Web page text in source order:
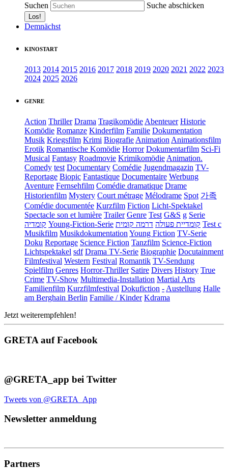
Suchen Suche abschicken
Demnächst
KINOSTART
2013 2014 2015 2016 2017 2018 2019 2020 2021 2022 2023
2024 2025 2026
GENRE
Action Thriller Drama Tragikomödie Abenteuer Historie
Komödie Romanze Kinderfilm Familie Dokumentation
Musik Kriegsfilm Krimi Biografie Animation Animationsfilm
Erotik Romantische Komödie Horror Dokumentarfilm Sci-Fi
Musical Fantasy Roadmovie Krimikomödie Animation.
Comedy test Documentary Comédie Jugendmagazin TV-
Reportage Biopic Fantastique Documentaire Werbung
Aventure Fernsehfilm Comédie dramatique Drame
Historienfilm Mystery Court métrage Mélodrame Spot 가족
Comédie documentée Kurzfilm Fiction Licht-Spektakel
Spectacle son et lumière Trailer Genre Test G&S g Serie
קומדיה Young-Fiction-Serie קומדיית פעולה דרמה קומית
Test c
Musikfilm Musikdokumentation Young Fiction TV-Serie
Doku Reportage Science Fiction Tanzfilm Science-Fiction
Lichtspektakel sdf Drama TV-Serie Biographie Docutainment
Filmfestival Western Festival Romantik TV-Sendung
Spielfilm Genres Horror-Thriller Satire Divers History True
Crime TV-Show Multimedia-Installation Martial Arts
Familienfilm Kurzfilmfestival Dokufiction - Austellung Halle
am Berghain Berlin Familie / Kinder Kdrama
Jetzt weiterempfehlen!
GRETA auf Facebook
@GRETA_app bei Twitter
Tweets von @GRETA_App
Newsletter anmeldung
Partners